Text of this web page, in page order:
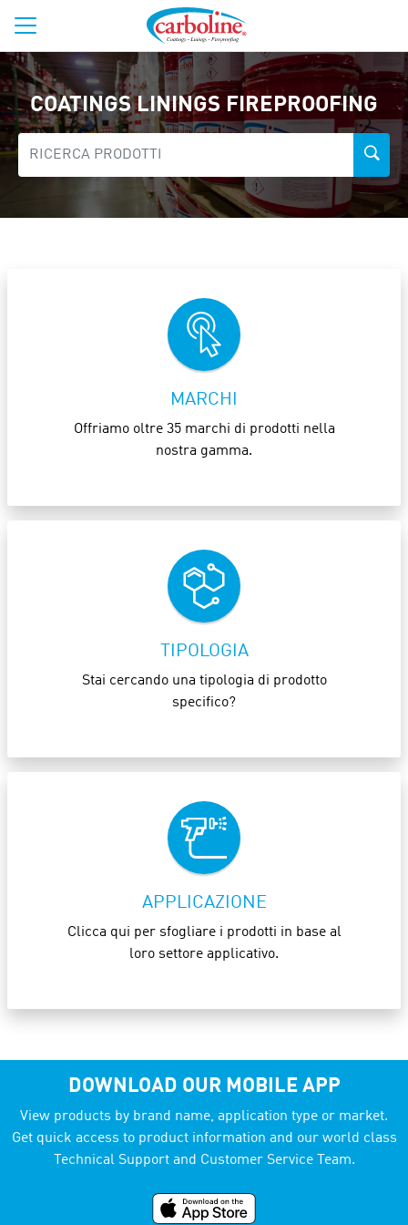
COATINGS LININGS FIREPROOFING
MARCHI
Offriamo oltre 35 marchi di prodotti nella
nostra gamma.
TIPOLOGIA
Stai cercando una tipologia di prodotto
specifico?
APPLICAZIONE
Clicca qui per sfogliare i prodotti in base al
loro settore applicativo.
DOWNLOAD OUR MOBILE APP
View products by brand name, application type or market.
Get quick access to product information and our world class
Technical Support and Customer Service Team.